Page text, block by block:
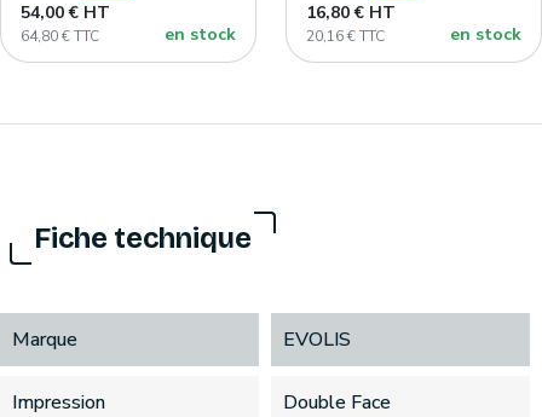
54,00 € HT
64,80 € TTC en stock
16,80 € HT
20,16 € TTC en stock
Fiche technique
Marque EVOLIS
Impression
Double Face